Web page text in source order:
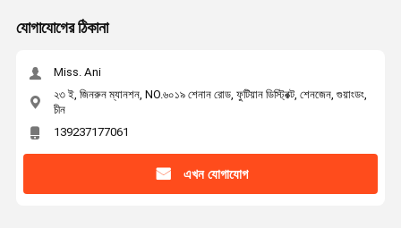
যোগাযোগের ঠিকানা
Miss. Ani
২৩ ই, জিনরুন ম্যানশন, NO.৬০১৯ শেনান রোড, ফুটিয়ান ডিস্ট্রিক্ট, শেনজেন, গুয়াংডং,
চীন
139237177061
এখন যোগাযোগ